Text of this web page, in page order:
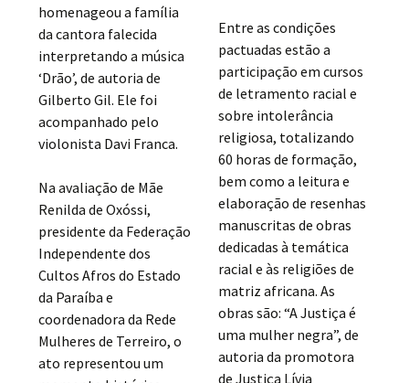
homenageou a família
da cantora falecida
interpretando a música
‘Drão’, de autoria de
Gilberto Gil. Ele foi
acompanhado pelo
violonista Davi Franca.
Na avaliação de Mãe
Renilda de Oxóssi,
presidente da Federação
Independente dos
Cultos Afros do Estado
da Paraíba e
coordenadora da Rede
Mulheres de Terreiro, o
ato representou um
Entre as condições
pactuadas estão a
participação em cursos
de letramento racial e
sobre intolerância
religiosa, totalizando
60 horas de formação,
bem como a leitura e
elaboração de resenhas
manuscritas de obras
dedicadas à temática
racial e às religiões de
matriz africana. As
obras são: “A Justiça é
uma mulher negra”, de
autoria da promotora
de Justiça Lívia